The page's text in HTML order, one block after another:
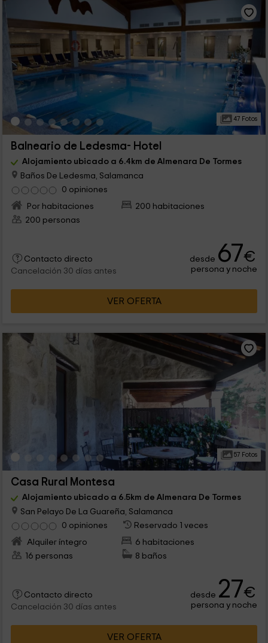
47 Fotos
Balneario de Ledesma- Hotel
Alojamiento ubicado a 6.4km de Almenara De Tormes
Baños De Ledesma, Salamanca
0 opiniones
Por habitaciones
200 habitaciones
200 personas
Contacto directo
Cancelación 30 días antes
desde 67€
persona y noche
VER OFERTA
57 Fotos
Casa Rural Montesa
Alojamiento ubicado a 6.5km de Almenara De Tormes
San Pelayo De La Guareña, Salamanca
0 opiniones
Reservado 1 veces
Alquiler íntegro
6 habitaciones
16 personas
8 baños
Contacto directo
Cancelación 30 días antes
desde 27€
persona y noche
VER OFERTA